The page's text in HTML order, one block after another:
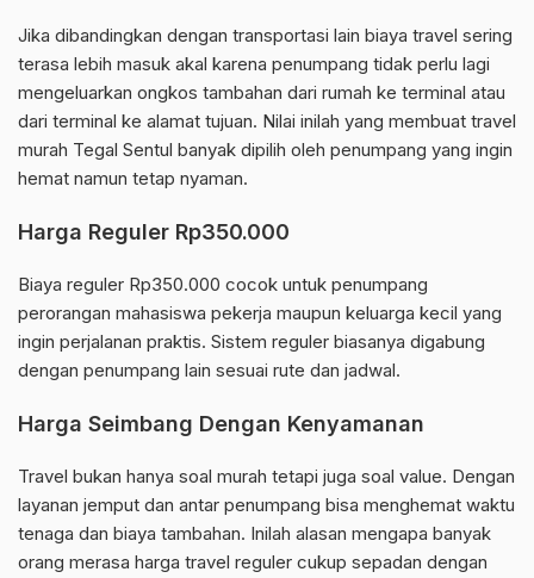
Jika dibandingkan dengan transportasi lain biaya travel sering
terasa lebih masuk akal karena penumpang tidak perlu lagi
mengeluarkan ongkos tambahan dari rumah ke terminal atau
dari terminal ke alamat tujuan. Nilai inilah yang membuat travel
murah Tegal Sentul banyak dipilih oleh penumpang yang ingin
hemat namun tetap nyaman.
Harga Reguler Rp350.000
Biaya reguler Rp350.000 cocok untuk penumpang
perorangan mahasiswa pekerja maupun keluarga kecil yang
ingin perjalanan praktis. Sistem reguler biasanya digabung
dengan penumpang lain sesuai rute dan jadwal.
Harga Seimbang Dengan Kenyamanan
Travel bukan hanya soal murah tetapi juga soal value. Dengan
layanan jemput dan antar penumpang bisa menghemat waktu
tenaga dan biaya tambahan. Inilah alasan mengapa banyak
orang merasa harga travel reguler cukup sepadan dengan